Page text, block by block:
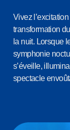
Vivez
transformation
la nuit. Lorsque
symphonie
s’éveille,
spectacle